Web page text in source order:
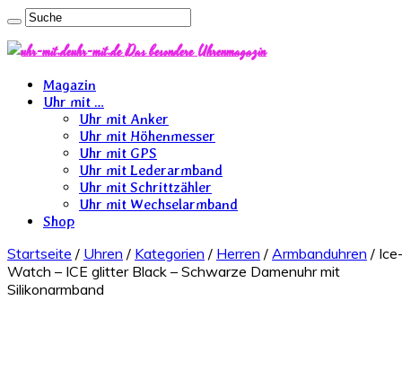
uhr-mit.de Das besondere Uhrenmagazin
Magazin
Uhr mit …
Uhr mit Anker
Uhr mit Höhenmesser
Uhr mit GPS
Uhr mit Lederarmband
Uhr mit Schrittzähler
Uhr mit Wechselarmband
Shop
Startseite / Uhren / Kategorien / Herren / Armbanduhren /
Watch – ICE glitter Black – Schwarze Damenuhr mit
Silikonarmband